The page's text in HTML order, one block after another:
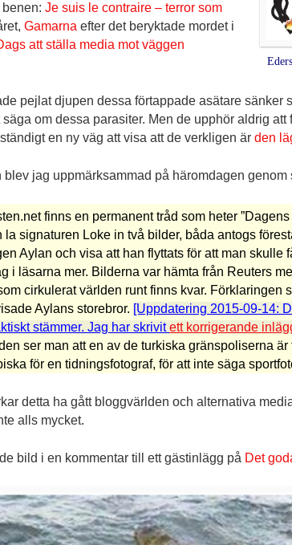
Je suis le contraire – terror som
Gamarna efter det beryktade mordet i
att ställa media mot väggen
pejlat djupen dessa förtappade asätare sänker
om dessa parasiter. Men de upphör aldrig att
en ny väg att visa att de verkligen är den
jag uppmärksammad på häromdagen genom
finns en permanent tråd som heter
la signaturen Loke in två bilder, båda antogs
Aylan och visa att han flyttats för att man skulle
i läsarna mer. Bilderna var hämta från Reuters
cirkulerat världen runt finns kvar. Förklaringen
Aylans storebror. [Uppdatering 2015-09-14:
stämmer. Jag har skrivitett korrigerande
ser man att en av de turkiska gränspoliserna är
för en tidningsfotograf, för att inte säga
detta ha gått bloggvärlden och alternativa
alls mycket.
bild i en kommentar till ett gästinlägg på Det